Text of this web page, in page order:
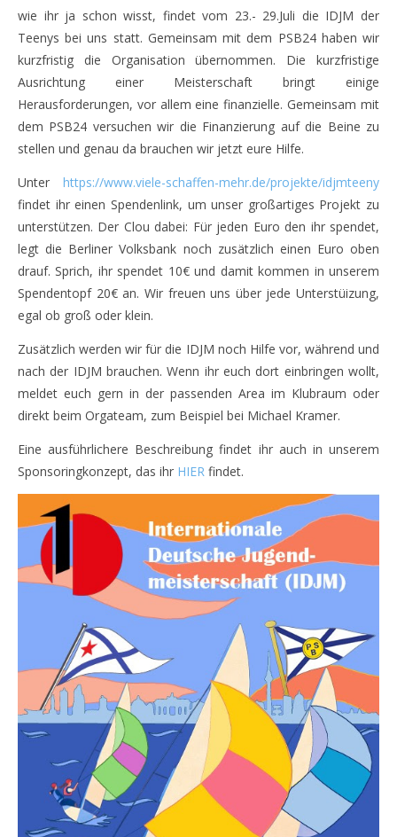
wie ihr ja schon wisst, findet vom 23.- 29.Juli die IDJM der
Teenys bei uns statt. Gemeinsam mit dem PSB24 haben wir
kurzfristig die Organisation übernommen. Die kurzfristige
Ausrichtung einer Meisterschaft bringt einige
Herausforderungen, vor allem eine finanzielle. Gemeinsam mit
dem PSB24 versuchen wir die Finanzierung auf die Beine zu
stellen und genau da brauchen wir jetzt eure Hilfe.
Unter https://www.viele-schaffen-mehr.de/projekte/idjmteeny
findet ihr einen Spendenlink, um unser großartiges Projekt zu
unterstützen. Der Clou dabei: Für jeden Euro den ihr spendet,
legt die Berliner Volksbank noch zusätzlich einen Euro oben
drauf. Sprich, ihr spendet 10€ und damit kommen in unserem
Spendentopf 20€ an. Wir freuen uns über jede Unterstüizung,
egal ob groß oder klein.
Zusätzlich werden wir für die IDJM noch Hilfe vor, während und
nach der IDJM brauchen. Wenn ihr euch dort einbringen wollt,
meldet euch gern in der passenden Area im Klubraum oder
direkt beim Orgateam, zum Beispiel bei Michael Kramer.
Eine ausführlichere Beschreibung findet ihr auch in unserem
Sponsoringkonzept, das ihr HIER findet.